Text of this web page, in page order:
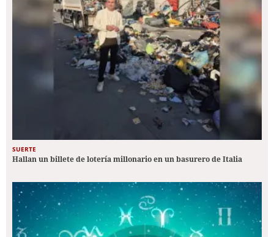
SUERTE
Hallan un billete de lotería millonario en un basurero de Italia